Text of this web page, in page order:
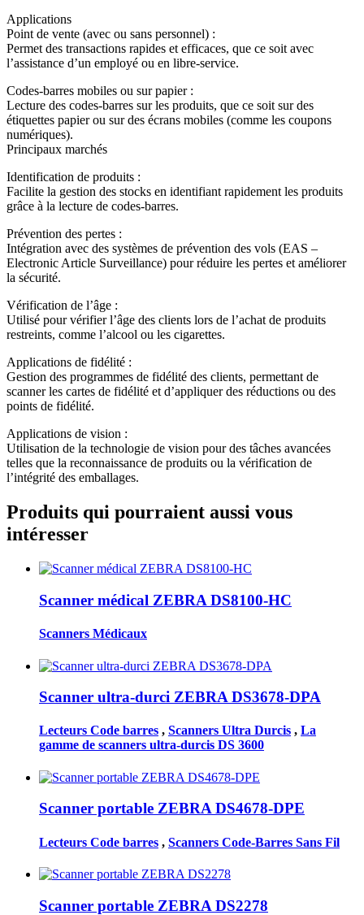
Applications
Point de vente (avec ou sans personnel) :
Permet des transactions rapides et efficaces, que ce soit avec
l’assistance d’un employé ou en libre-service.
Codes-barres mobiles ou sur papier :
Lecture des codes-barres sur les produits, que ce soit sur des
étiquettes papier ou sur des écrans mobiles (comme les coupons
numériques).
Principaux marchés
Identification de produits :
Facilite la gestion des stocks en identifiant rapidement les produits
grâce à la lecture de codes-barres.
Prévention des pertes :
Intégration avec des systèmes de prévention des vols (EAS –
Electronic Article Surveillance) pour réduire les pertes et améliorer
la sécurité.
Vérification de l’âge :
Utilisé pour vérifier l’âge des clients lors de l’achat de produits
restreints, comme l’alcool ou les cigarettes.
Applications de fidélité :
Gestion des programmes de fidélité des clients, permettant de
scanner les cartes de fidélité et d’appliquer des réductions ou des
points de fidélité.
Applications de vision :
Utilisation de la technologie de vision pour des tâches avancées
telles que la reconnaissance de produits ou la vérification de
l’intégrité des emballages.
Produits qui pourraient aussi vous
intéresser
Scanner médical ZEBRA DS8100-HC
Scanners Médicaux
Scanner ultra-durci ZEBRA DS3678-DPA
Lecteurs Code barres , Scanners Ultra Durcis , La
gamme de scanners ultra-durcis DS 3600
Scanner portable ZEBRA DS4678-DPE
Lecteurs Code barres , Scanners Code-Barres Sans Fil
Scanner portable ZEBRA DS2278